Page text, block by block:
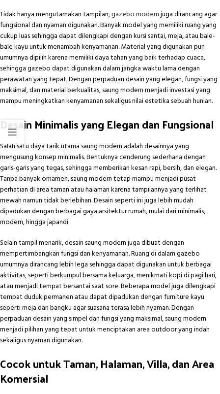
Tidak hanya mengutamakan tampilan,gazebo modernjuga dirancang agar
fungsional dan nyaman digunakan. Banyak model yang memiliki ruang yang
cukup luas sehingga dapat dilengkapi dengan kursi santai, meja, atau bale-
bale kayu untuk menambah kenyamanan. Material yang digunakan pun
umumnya dipilih karena memiliki daya tahan yang baik terhadap cuaca,
sehingga gazebo dapat digunakan dalam jangka waktu lama dengan
perawatan yang tepat. Dengan perpaduan desain yang elegan, fungsi yang
maksimal, dan material berkualitas, saung modern menjadi investasi yang
mampu meningkatkan kenyamanan sekaligus nilai estetika sebuah hunian.
Desain Minimalis yang Elegan dan Fungsional
Salah satu daya tarik utama saung modern adalah desainnya yang
mengusung konsep minimalis. Bentuknya cenderung sederhana dengan
garis-garis yang tegas, sehingga memberikan kesan rapi, bersih, dan elegan.
Tanpa banyak ornamen, saung modern tetap mampu menjadi pusat
perhatian di area taman atau halaman karena tampilannya yang terlihat
mewah namun tidak berlebihan. Desain seperti ini juga lebih mudah
dipadukan dengan berbagai gaya arsitektur rumah, mulai dari minimalis,
modern, hingga japandi.
Selain tampil menarik, desain saung modern juga dibuat dengan
mempertimbangkan fungsi dan kenyamanan. Ruang di dalam gazebo
umumnya dirancang lebih lega sehingga dapat digunakan untuk berbagai
aktivitas, seperti berkumpul bersama keluarga, menikmati kopi di pagi hari,
atau menjadi tempat bersantai saat sore. Beberapa model juga dilengkapi
tempat duduk permanen atau dapat dipadukan dengan furniture kayu
seperti meja dan bangku agar suasana terasa lebih nyaman. Dengan
perpaduan desain yang simpel dan fungsi yang maksimal, saung modern
menjadi pilihan yang tepat untuk menciptakan area outdoor yang indah
sekaligus nyaman digunakan.
Cocok untuk Taman, Halaman, Villa, dan Area
Komersial